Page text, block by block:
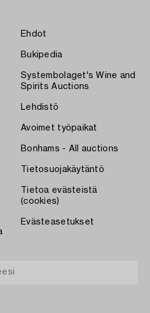
Ehdot
Bukipedia
Systembolaget's Wine and
Spirits Auctions
Lehdistö
Avoimet työpaikat
Bonhams - All auctions
Tietosuojakäytäntö
Tietoa evästeistä
(cookies)
Evästeasetukset